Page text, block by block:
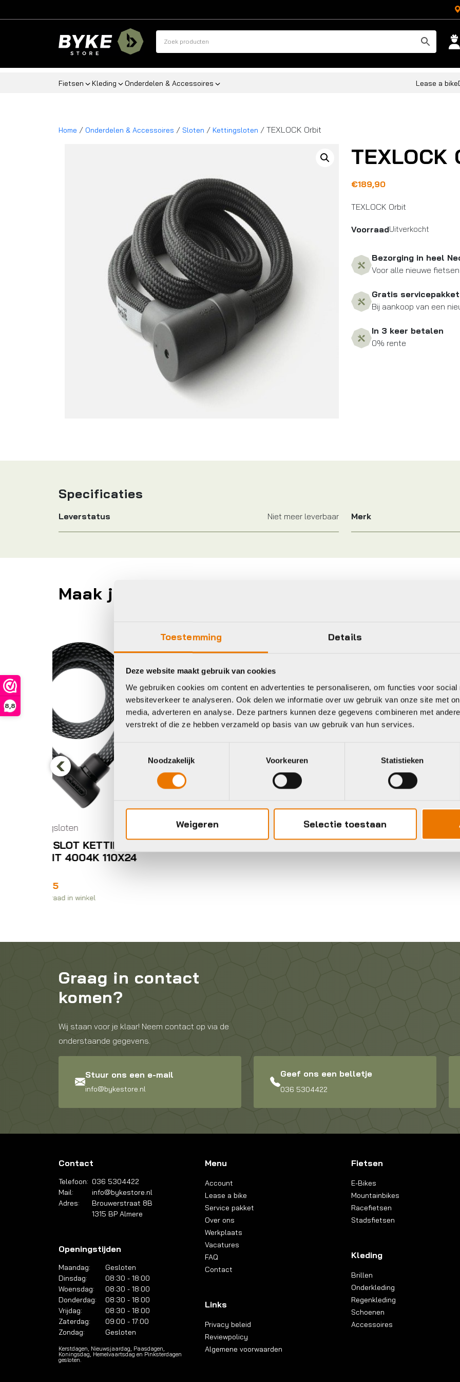
Toestemming Details
Deze website maakt gebruik van cookies
We gebruiken cookies om content en advertenties te personaliseren, om functies voor social
websiteverkeer te analyseren. Ook delen we informatie over uw gebruik van onze site met
media, adverteren en analyse. Deze partners kunnen deze gegevens combineren met
verstrekt of die ze hebben verzameld op basis van uw gebruik van hun services.
Toestemmingsselectie
Noodzakelijk
Voorkeuren Statistieken
Weigeren Selectie toestaan
8,8
Fietsen Kleding Onderdelen & Accessoires Lease a bike
Home / Onderdelen & Accessoires / Sloten / Kettingsloten / TEXLOCK Orbit
TEXLOCK
€189,90
TEXLOCK Orbit
VoorraadUitverkocht
Bezorging in heel
Voor alle nieuwe fietsen
Gratis servicepakket
Bij aankoop van een
In 3 keer betalen
0% rente
Specificaties
Leverstatus Niet meer leverbaar Merk
Maak je fiets compleet
Previous
Kettingsloten
Abus SLOT KETTING
YARNIT 4004K 110X24
€
Op voorraad in winkel
Abus
Abus SLOT KETTING
YARDO 7807F 110X7
Kettingsloten
Axa SLOT KETTING
ULC INSTEEK
Graag in contact
komen?
Wij staan voor je klaar! Neem contact op via de
onderstaande gegevens.
Stuur ons een e-mail
info@bykestore.nl
Geef ons een belletje
036 5304422
Contact
Telefoon: 036 5304422
Mail:
info@bykestore.nl
Adres:
Brouwerstraat 8B
1315 BP Almere
Openingstijden
Maandag:
Gesloten
Dinsdag:
08:30 - 18:00
Woensdag:
08:30 - 18:00
Donderdag:
08:30 - 18:00
Vrijdag:
08:30 - 18:00
Zaterdag:
09:00 - 17:00
Zondag:
Gesloten
Kerstdagen, Nieuwsjaardag, Paasdagen,
Koningsdag, Hemelvaartsdag en Pinksterdagen
gesloten.
Menu
Account
Lease a bike
Service pakket
Over ons
Werkplaats
Vacatures
FAQ
Contact
Links
Privacy beleid
Reviewpolicy
Algemene voorwaarden
Fietsen
E-Bikes
Mountainbikes
Racefietsen
Stadsfietsen
Kleding
Brillen
Onderkleding
Regenkleding
Schoenen
Accessoires